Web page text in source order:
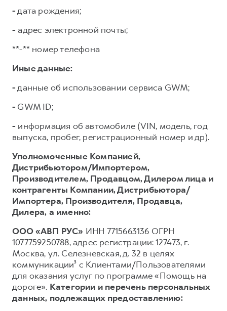
-дата рождения;
- адрес электронной почты;
**-** номер телефона
Иные данные:
-данные об использовании сервиса GWM;
- GWM ID;
- информация об автомобиле (VIN, модель, год
выпуска, пробег, регистрационный номер и др).
Уполномоченные Компанией,
Дистрибьютором/Импортером,
Производителем, Продавцом, Дилером лица и
контрагенты Компании, Дистрибьютора/
Импортера, Производителя, Продавца,
Дилера, а именно:
ООО «АВП РУС» ИНН 7715663136 ОГРН
1077759250788, адрес регистрации: 127473, г.
Москва, ул. Селезневская, д. 32 в целях
коммуникации³ с Клиентами/Пользователями
для оказания услуг по программе «Помощь на
дороге». Категории и перечень персональных
данных, подлежащих предоставлению: